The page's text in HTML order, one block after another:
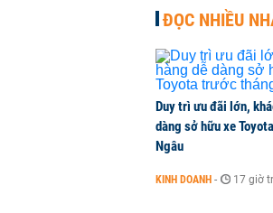
HoREA:
NHÀ ĐẤT - 1
Lãnh đạo
ĐỌC NHIỀU
Duy trì ưu đãi lớn,
dàng sở hữu xe
Ngâu
KINH DOANH - 17 giờ